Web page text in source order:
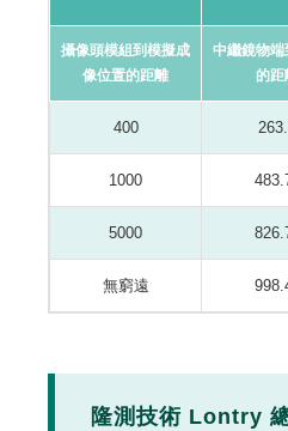
攝像頭模組到模擬成
像位置的距離
中繼鏡物端
的距
400
1000
5000
無窮遠
隆測技術 Lontry